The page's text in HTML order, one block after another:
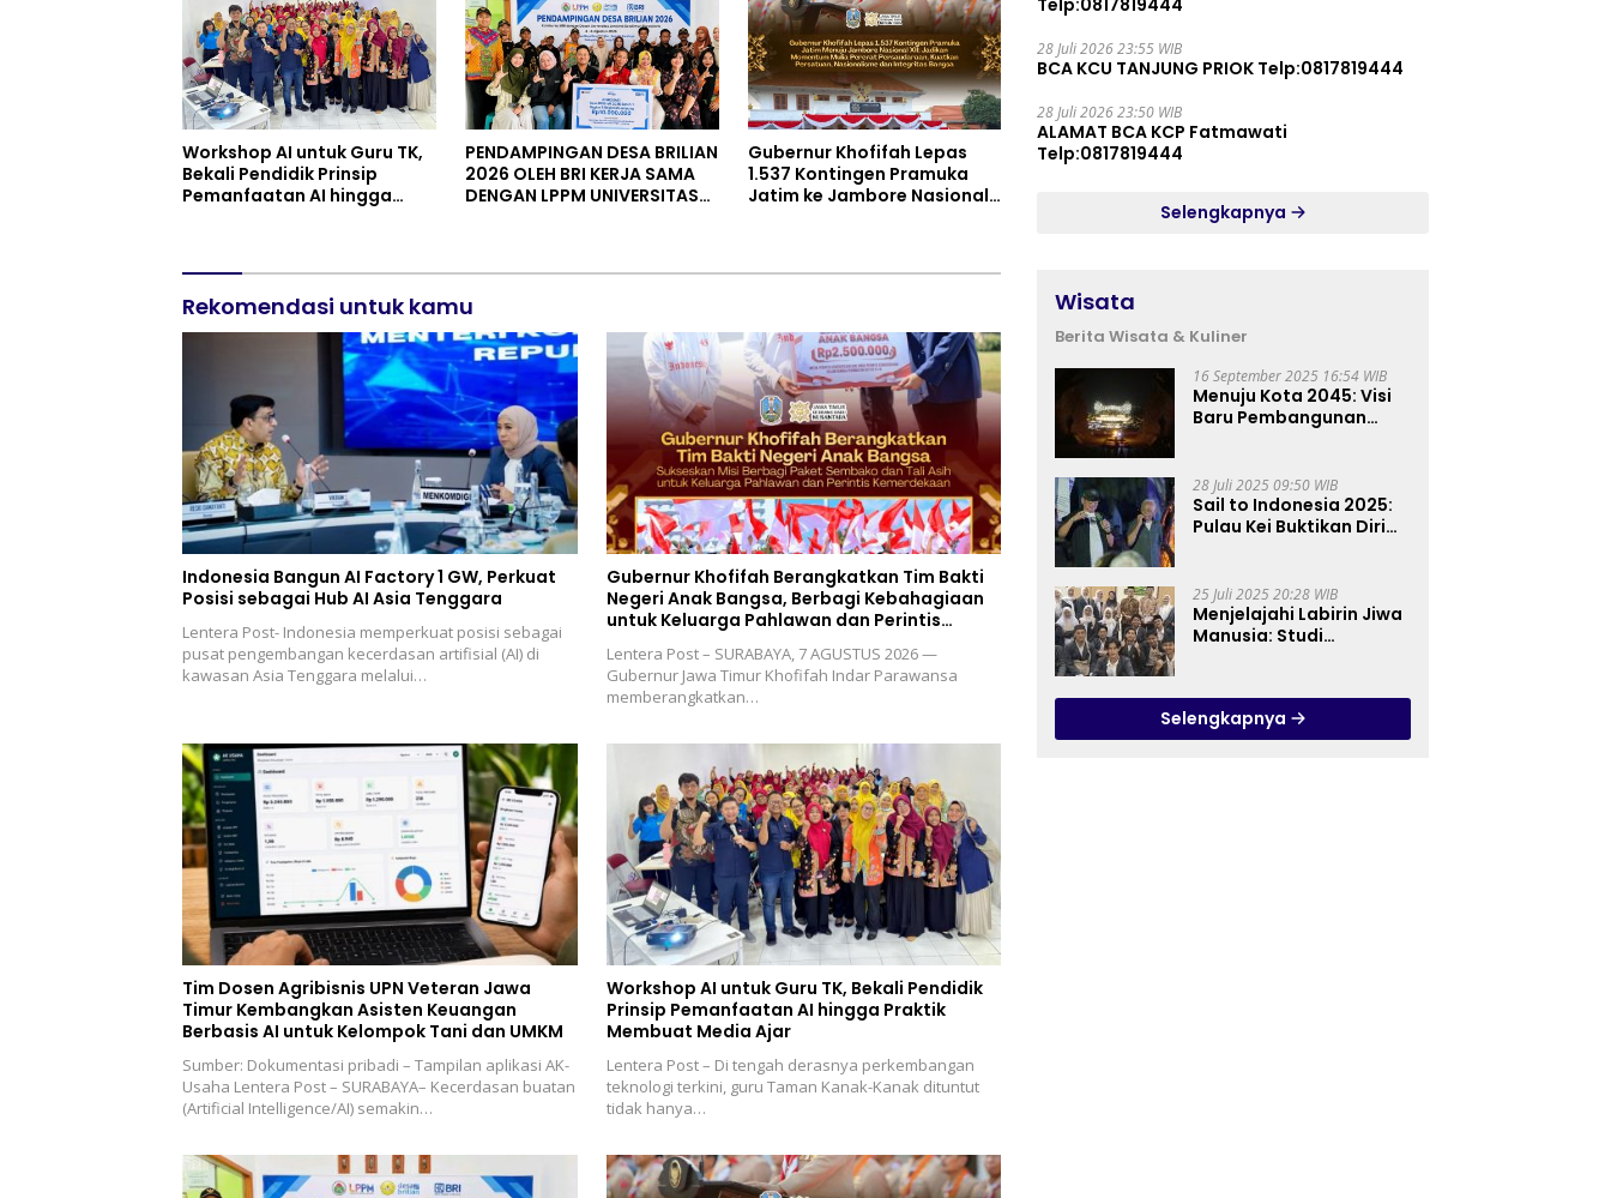
Workshop AI untuk Guru TK,
Bekali Pendidik Prinsip
Pemanfaatan AI hingga
PENDAMPINGAN DESA BRILIAN
2026 OLEH BRI KERJA SAMA
DENGAN LPPM UNIVERSITAS
Gubernur Khofifah Lepas
1.537 Kontingen Pramuka
Jatim ke Jambore Nasional
Nasionalisme
Rekomendasi untuk kamu
Indonesia Bangun AI Factory 1 GW, Perkuat
Posisi sebagai Hub AI Asia Tenggara
Lentera Post- Indonesia memperkuat posisi sebagai
pusat pengembangan kecerdasan artifisial (AI) di
kawasan Asia Tenggara melalui…
Gubernur Khofifah Berangkatkan Tim Bakti
Negeri Anak Bangsa, Berbagi Kebahagiaan
untuk Keluarga Pahlawan dan Perintis
Lentera Post – SURABAYA, 7 AGUSTUS 2026 —
Gubernur Jawa Timur Khofifah Indar Parawansa
memberangkatkan…
Tim Dosen Agribisnis UPN Veteran Jawa
Timur Kembangkan Asisten Keuangan
Berbasis AI untuk Kelompok Tani dan UMKM
Sumber: Dokumentasi pribadi – Tampilan aplikasi AK-
Usaha Lentera Post – SURABAYA– Kecerdasan buatan
(Artificial Intelligence/AI) semakin…
Workshop AI untuk Guru TK, Bekali Pendidik
Prinsip Pemanfaatan AI hingga Praktik
Membuat Media Ajar
Lentera Post – Di tengah derasnya perkembangan
teknologi terkini, guru Taman Kanak-Kanak dituntut
tidak hanya…
Telp:0817819444
28 Juli 2026 23:55 WIB
BCA KCU TANJUNG PRIOK Telp:0817819444
28 Juli 2026 23:50 WIB
ALAMAT BCA KCP Fatmawati
Telp:0817819444
Selengkapnya
Wisata
Berita Wisata & Kuliner
16 September 2025 16:54 WIB
Menuju Kota 2045: Visi
Baru Pembangunan
28 Juli 2025 09:50 WIB
Sail to Indonesia 2025:
Pulau Kei Buktikan Diri
25 Juli 2025 20:28 WIB
Menjelajahi Labirin Jiwa
Manusia: Studi
Pandanaran di RSJ
Grhasia
Selengkapnya